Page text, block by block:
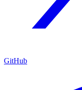
GitHub